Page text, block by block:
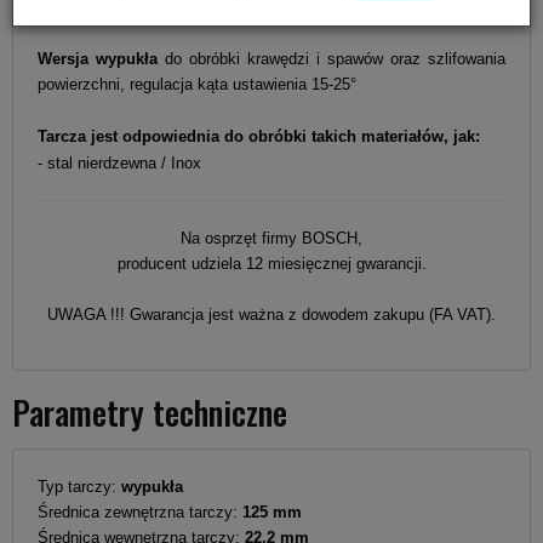
Wersja wypukła do obróbki krawędzi i spawów oraz szlifowania
powierzchni, regulacja kąta ustawienia 15-25°
Tarcza jest odpowiednia do obróbki takich materiałów, jak:
- stal nierdzewna / Inox
Na osprzęt firmy BOSCH,
producent udziela 12 miesięcznej gwarancji.
UWAGA !!! Gwarancja jest ważna z dowodem zakupu (FA VAT).
Parametry techniczne
Typ tarczy: wypukła
Średnica zewnętrzna tarczy: 125 mm
Średnica wewnętrzna tarczy: 22,2 mm